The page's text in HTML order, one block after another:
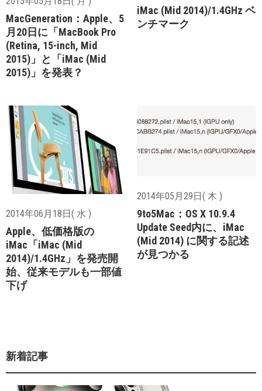
MacGeneration：Apple、5
月20日に「MacBook Pro
(Retina, 15-inch, Mid
2015)」と「iMac (Mid
2015)」を発表？
iMac (Mid 2014)/1.4GHz ベ
ンチマーク
2014年06月18日( 水 )
Apple、低価格版の
iMac「iMac (Mid
2014)/1.4GHz」を発売開
始、従来モデルも一部値
下げ
2014年05月29日( 木 )
9to5Mac：OS X 10.9.4
Update Seed内に、iMac
(Mid 2014) に関する記述
が見つかる
新着記事